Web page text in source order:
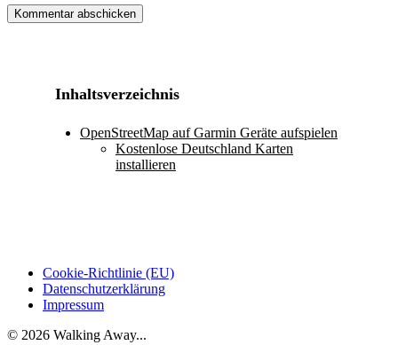
Inhaltsverzeichnis
OpenStreetMap auf Garmin Geräte aufspielen
Kostenlose Deutschland Karten
installieren
Cookie-Richtlinie (EU)
Datenschutzerklärung
Impressum
© 2026 Walking Away...